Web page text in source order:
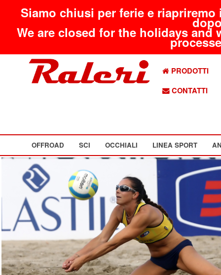
Siamo chiusi per ferie e
We are closed for the holidays
PRODOTTI
CONTATTI
OFFROAD SCI OCCHIALI LINEA SPORT